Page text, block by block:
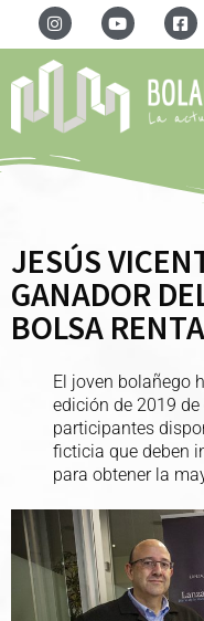
JESÚS
GANADOR
BOLSA
El joven bolañego
edición de 2019
participantes
ficticia que deben
para obtener la